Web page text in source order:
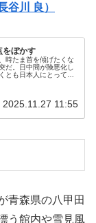
谷川 良）
をぼかす
時たま首を傾げたくな
だ。日中間が険悪化し
とも日本人にとって中
2025.11.27 11:55
青森県の八甲田
う館内や雪見風